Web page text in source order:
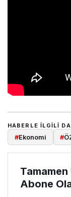
HABERLE ILGILI
#Ekonomi #
Abone